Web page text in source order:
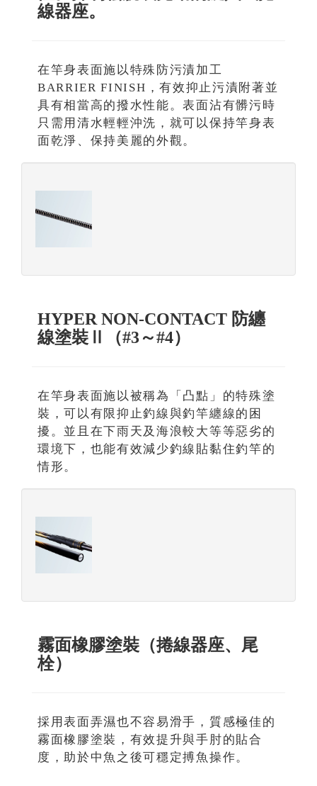
線器座。
在竿身表面施以特殊防污漬加工
BARRIER FINISH，有效抑止污漬附著並
具有相當高的撥水性能。表面沾有髒污時
只需用清水輕輕沖洗，就可以保持竿身表
面乾淨、保持美麗的外觀。
HYPER NON-CONTACT 防纏
線塗裝Ⅱ（#3～#4）
在竿身表面施以被稱為「凸點」的特殊塗
裝，可以有限抑止釣線與釣竿纏線的困
擾。並且在下雨天及海浪較大等等惡劣的
環境下，也能有效減少釣線貼黏住釣竿的
情形。
霧面橡膠塗裝（捲線器座、尾
栓）
採用表面弄濕也不容易滑手，質感極佳的
霧面橡膠塗裝，有效提升與手肘的貼合
度，助於中魚之後可穩定搏魚操作。